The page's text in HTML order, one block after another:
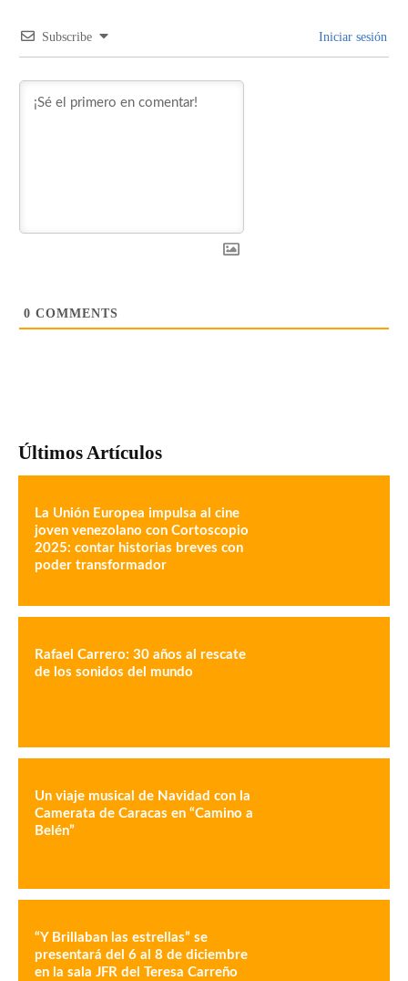
Subscribe Iniciar sesión
0 COMMENTS
Últimos Artículos
La Unión Europea impulsa al cine
joven venezolano con Cortoscopio
2025: contar historias breves con
poder transformador
Rafael Carrero: 30 años al rescate
de los sonidos del mundo
Un viaje musical de Navidad con la
Camerata de Caracas en “Camino a
Belén”
“Y Brillaban las estrellas” se
presentará del 6 al 8 de diciembre
en la sala JFR del Teresa Carreño